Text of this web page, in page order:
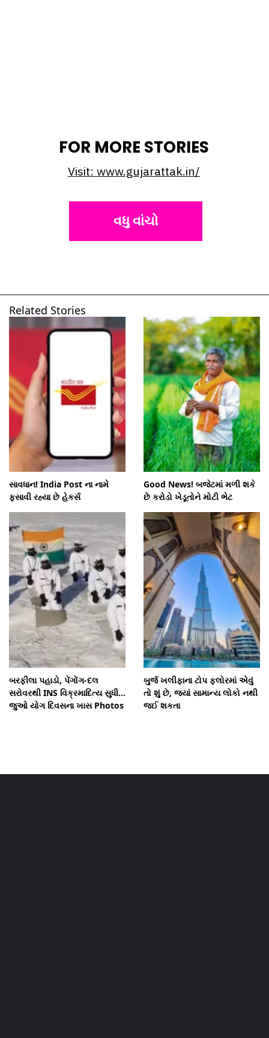
Visit: www.gujarattak.in/
FOR MORE STORIES
વધુ વાંચો
Related Stories
સાવધાન! India Post ના નામે
ફસાવી રહ્યા છે હેકર્સ
Good News! બજેટમાં મળી શકે
છે કરોડો ખેડૂતોને મોટી ભેટ
બરફીલા પહાડો, પેંગોંગ-દલ
સરોવરથી INS વિક્રમાદિત્ય સુધી...
જુઓ યોગ દિવસના ખાસ Photos
બુર્જ ખલીફાના ટોપ ફ્લોરમાં એવું
તો શું છે, જ્યાં સામાન્ય લોકો નથી
જઈ શકતા